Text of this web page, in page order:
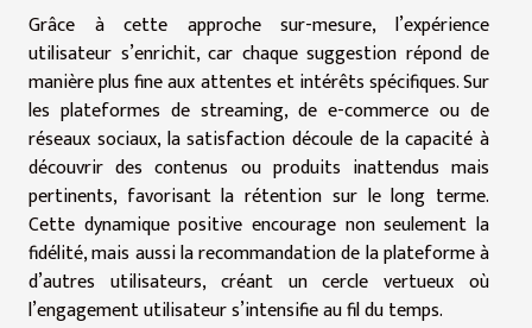
Grâce à cette approche sur-mesure, l’expérience
utilisateur s’enrichit, car chaque suggestion répond de
manière plus fine aux attentes et intérêts spécifiques. Sur
les plateformes de streaming, de e-commerce ou de
réseaux sociaux, la satisfaction découle de la capacité à
découvrir des contenus ou produits inattendus mais
pertinents, favorisant la rétention sur le long terme.
Cette dynamique positive encourage non seulement la
fidélité, mais aussi la recommandation de la plateforme à
d’autres utilisateurs, créant un cercle vertueux où
l’engagement utilisateur s’intensifie au fil du temps.